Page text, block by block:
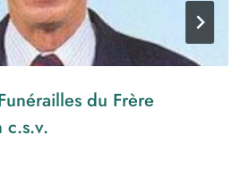
du Frère
c.s.v.